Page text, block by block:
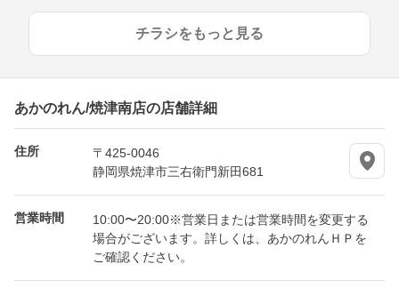
チラシをもっと見る
あかのれん/焼津南店の店舗詳細
住所
〒425-0046
静岡県焼津市三右衛門新田681
営業時間
10:00〜20:00※営業日または営業時間を変更する
場合がございます。詳しくは、あかのれんＨＰを
ご確認ください。